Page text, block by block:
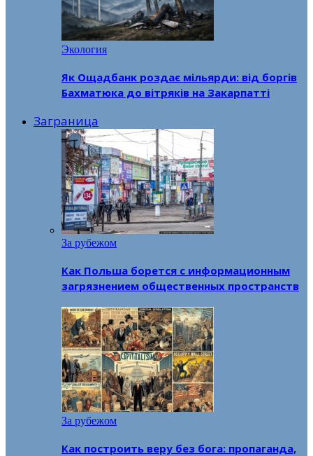
Экология
Як Ощадбанк роздає мільярди: від боргів
Бахматюка до вітряків на Закарпатті
Заграница
За рубежом
Как Польша борется с информационным
загрязнением общественных пространств
За рубежом
Как построить веру без бога: пропаганда,